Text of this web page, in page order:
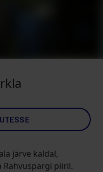
järve kaldal,
Rahvuspargi piiril.